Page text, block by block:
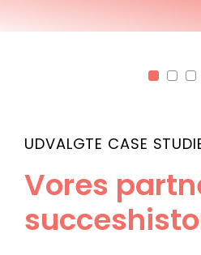
UDVALGTE CASE
Vores